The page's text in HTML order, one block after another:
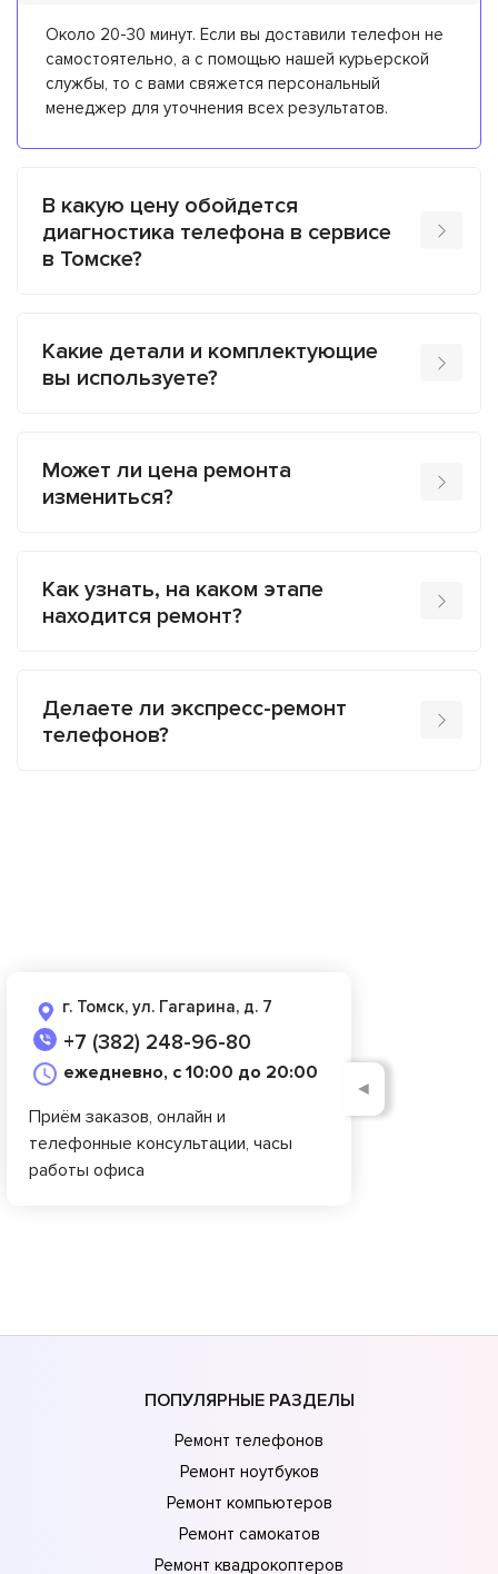
Около 20-30 минут. Если вы доставили телефон не
самостоятельно, а с помощью нашей курьерской
службы, то с вами свяжется персональный
менеджер для уточнения всех результатов.
В какую цену обойдется
диагностика телефона в сервисе
в Томске?
Какие детали и комплектующие
вы используете?
Может ли цена ремонта
измениться?
Как узнать, на каком этапе
находится ремонт?
Делаете ли экспресс-ремонт
телефонов?
г. Томск, ул. Гагарина, д. 7
+7 (382) 248-96-80
ежедневно, с 10:00 до 20:00
Приём заказов, онлайн и
телефонные консультации, часы
работы офиса
◄
ПОПУЛЯРНЫЕ РАЗДЕЛЫ
Ремонт телефонов
Ремонт ноутбуков
Ремонт компьютеров
Ремонт самокатов
Ремонт квадрокоптеров